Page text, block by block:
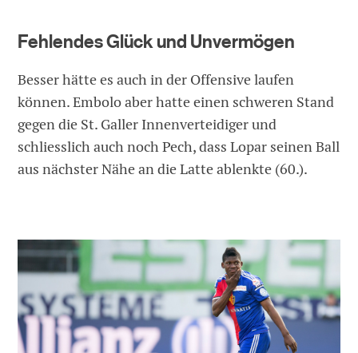
Fehlendes Glück und Unvermögen
Besser hätte es auch in der Offensive laufen
können. Embolo aber hatte einen schweren Stand
gegen die St. Galler Innenverteidiger und
schliesslich auch noch Pech, dass Lopar seinen Ball
aus nächster Nähe an die Latte ablenkte (60.).